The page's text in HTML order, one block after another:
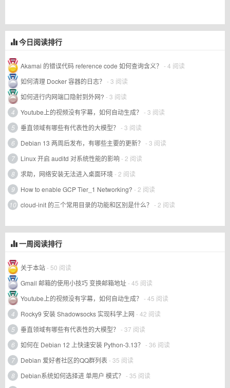
今日阅读排行
Akamai 的错误代码 reference code 如何查询含义？ - 4 阅读
如何清理 Docker 容器的日志？ - 3 阅读
如何进行内网端口隐射到外网? - 3 阅读
4
Youtube上的视频没有字幕，如何自动生成？ - 3 阅读
5
垂直领域有哪些有代表性的大模型？ - 3 阅读
6
Debian 13 两周后发布，有哪些主要的更新？ - 3 阅读
7
Linux 开启 auditd 对系统性能的影响- 2 阅读
8
求助，网络安装无法进入桌面环境 - 2 阅读
9
How to enable GCP Tier_1 Networking? - 2 阅读
10 cloud-init 的三个常用目录的功能和区别是什么？ - 2 阅读
一周阅读排行
关于本站- 50 阅读
Gmail 邮箱的使用小技巧 变换邮箱地址- 45 阅读
Youtube上的视频没有字幕，如何自动生成？ - 45 阅读
4
Rocky9 安装 Shadowsocks 实现科学上网 - 42 阅读
5
垂直领域有哪些有代表性的大模型？ - 37 阅读
6
如何在 Debian 12 上快速安装 Python-3.13？ - 36 阅读
7
Debian 爱好者社区的QQ群列表 - 35 阅读
8
Debian系统如何选择进 单用户 模式？ - 35 阅读